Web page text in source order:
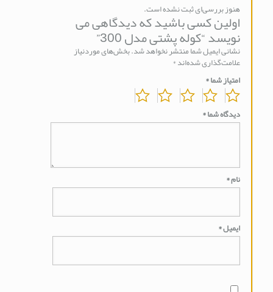
هنوز بررسی‌ای ثبت نشده است.
اولین کسی باشید که دیدگاهی می
نویسد “کوله پشتی مدل 300”
نشانی ایمیل شما منتشر نخواهد شد.بخش‌های موردنیاز
علامت‌گذاری شده‌اند*
امتیاز شما*
دیدگاه شما*
نام*
ایمیل*